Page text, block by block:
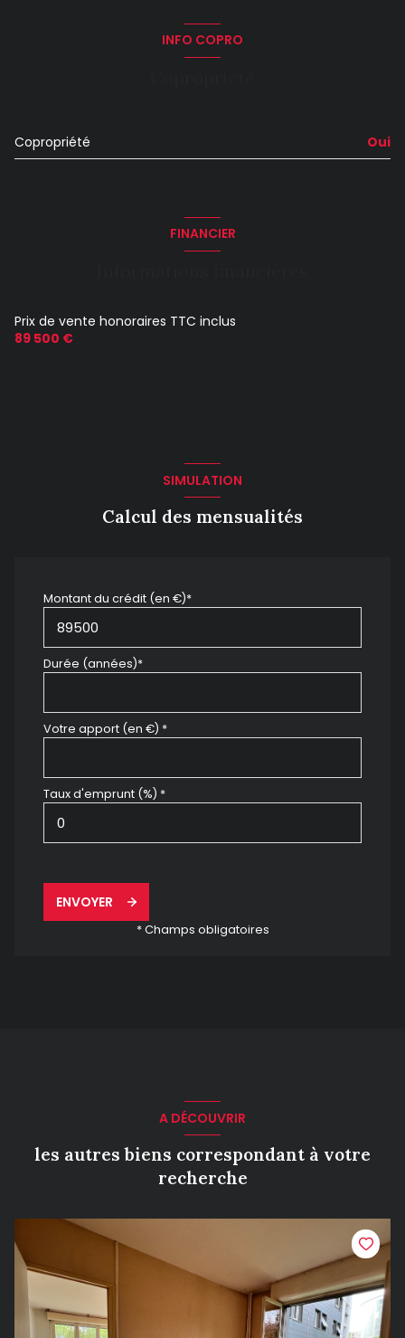
INFO COPRO
Copropriété Oui
FINANCIER
Prix de vente honoraires TTC inclus
89 500 €
SIMULATION
Calcul des mensualités
Montant du crédit (en €)*
Durée (années)*
Votre apport (en €) *
Taux d'emprunt (%) *
ENVOYER
* Champs obligatoires
A DÉCOUVRIR
les autres biens correspondant à votre
recherche